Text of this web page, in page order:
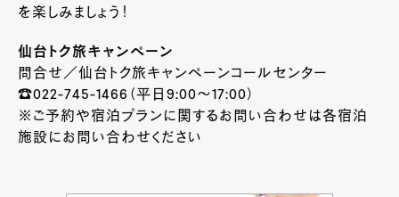
を楽しみましょう！
仙台トク旅キャンペーン
問合せ／仙台トク旅キャンペーンコールセンター
☎022-745-1466（平日9:00〜17:00）
※ご予約や宿泊プランに関するお問い合わせは各宿泊
施設にお問い合わせください